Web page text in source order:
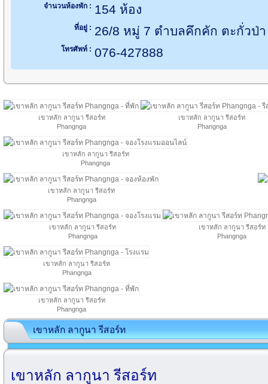
จำนวนห้องพัก : 154 ห้อง
ที่อยู่ : 26/8 หมู่ 7 ตำบลคึกคัก ตะกั่วป่า
โทรศัพท์ : 076-427888
เขาหลัก ลากูนา รีสอร์ท
Phangnga
เขาหลัก ลากูนา รีสอร์ท
Phangnga
เขาหลัก ลากูนา รีสอร์ท
Phangnga
เขาหลัก ลากูนา รีสอร์ท
Phangnga
เขาหลัก ลากูนา รีสอร์ท
Phangnga
เขาหลัก ลากูนา รีสอร์ท
Phangnga
เขาหลัก ลากูนา รีสอร์ท
Phangnga
เขาหลัก ลากูนา รีสอร์ท
Phangnga
เขาหลัก ลากูนา รีสอร์ท
เขาหลัก ลากูนา รีสอร์ท